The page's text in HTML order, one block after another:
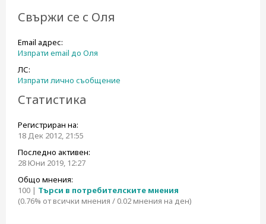
Свържи се с Оля
Email адрес:
Изпрати email до Оля
ЛС:
Изпрати лично съобщение
Статистика
Регистриран на:
18 Дек 2012, 21:55
Последно активен:
28 Юни 2019, 12:27
Общо мнения:
100 | Търси в потребителските мнения
(0.76% от всички мнения / 0.02 мнения на ден)